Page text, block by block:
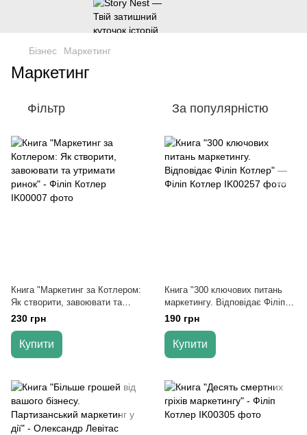
Бізнес Маркетинг
Маркетинг
Фільтр За популярністю
Книга "Маркетинг за Котлером:
Як створити, завоювати та
утримати ринок" - Філіп Котлер
230 грн
Купити
Книга "300 ключових питань
маркетингу. Відповідає Філіп
Котлер" — Філіп Котлер
190 грн
Купити